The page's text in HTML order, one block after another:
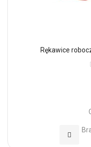
Rękawice
Dodaj